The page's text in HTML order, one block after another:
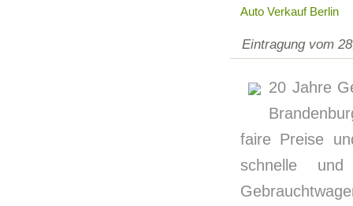
Auto Verkauf Berlin
Eintragung vom
20 Jahre
faire Preise
schnelle